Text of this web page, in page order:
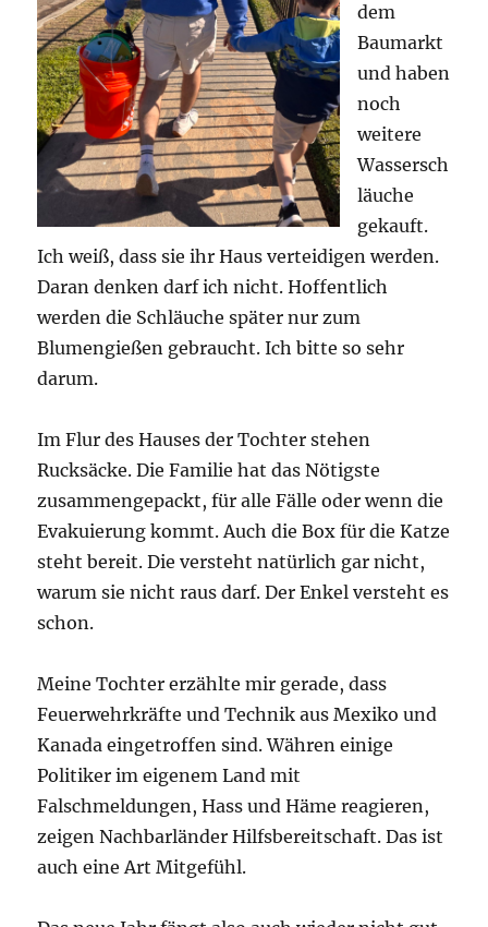
dem
Baumarkt
und haben
noch
weitere
Wassersch
läuche
gekauft.
Ich weiß, dass sie ihr Haus verteidigen werden.
Daran denken darf ich nicht. Hoffentlich
werden die Schläuche später nur zum
Blumengießen gebraucht. Ich bitte so sehr
darum.
Im Flur des Hauses der Tochter stehen
Rucksäcke. Die Familie hat das Nötigste
zusammengepackt, für alle Fälle oder wenn die
Evakuierung kommt. Auch die Box für die Katze
steht bereit. Die versteht natürlich gar nicht,
warum sie nicht raus darf. Der Enkel versteht es
schon.
Meine Tochter erzählte mir gerade, dass
Feuerwehrkräfte und Technik aus Mexiko und
Kanada eingetroffen sind. Währen einige
Politiker im eigenem Land mit
Falschmeldungen, Hass und Häme reagieren,
zeigen Nachbarländer Hilfsbereitschaft. Das ist
auch eine Art Mitgefühl.